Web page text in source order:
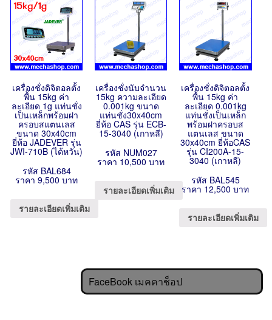
เครื่องชั่งดิจิตอลตั้ง
พื้น 15kg ค่า
ละเอียด 1g แท่นชั่ง
เป็นเหล็กพร้อมฝา
ครอบสแตนเลส
ขนาด 30x40cm
ยี่ห้อ JADEVER รุ่น
JWI-710B (ไต้หวัน)
รหัส BAL684
ราคา 9,500 บาท
รายละเอียดเพิ่มเติม
เครื่องชั่งนับจำนวน
15kg ความละเอียด
0.001kg ขนาด
แท่นชั่ง30x40cm
ยี่ห้อ CAS รุ่น ECB-
15-3040 (เกาหลี)
รหัส NUM027
ราคา 10,500 บาท
รายละเอียดเพิ่มเติม
เครื่องชั่งดิจิตอลตั้ง
พื้น 15kg ค่า
ละเอียด 0.001kg
แท่นชั่งเป็นเหล็ก
พร้อมฝาครอบส
แตนเลส ขนาด
30x40cm ยี่ห้อCAS
รุ่น CI200A-15-
3040 (เกาหลี)
รหัส BAL545
ราคา 12,500 บาท
รายละเอียดเพิ่มเติม
FaceBook เมคคาช็อป